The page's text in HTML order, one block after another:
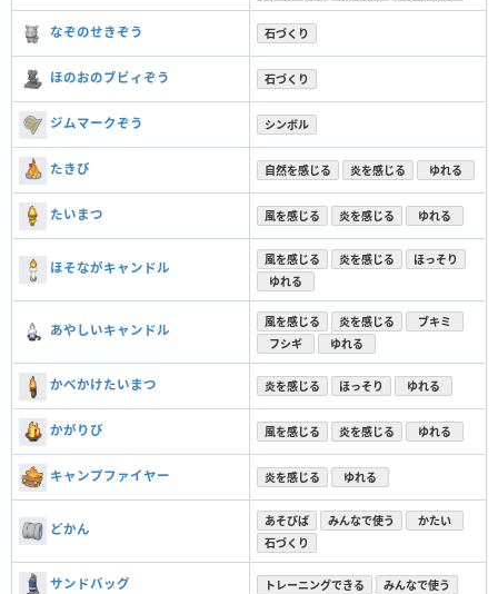
なぞのせきぞう 石づくり
ほのおのブビィぞう 石づくり
ジムマークぞう シンボル
たきび 自然を感じる 炎を感じる ゆれる
たいまつ 風を感じる 炎を感じる ゆれる
ほそながキャンドル
風を感じる 炎を感じる
ほっそり
ゆれる
あやしいキャンドル
風を感じる 炎を感じる
ブキミ
フシギ
ゆれる
かべかけたいまつ 炎を感じる ほっそり ゆれる
かがりび 風を感じる 炎を感じる ゆれる
キャンプファイヤー 炎を感じる ゆれる
どかん
あそびば みんなで使う
かたい
石づくり
サンドバッグ トレーニングできる みんなで使う